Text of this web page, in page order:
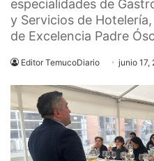
especialidades de
y Servicios de
de Excelencia Padre
Editor TemucoDiario junio 17,